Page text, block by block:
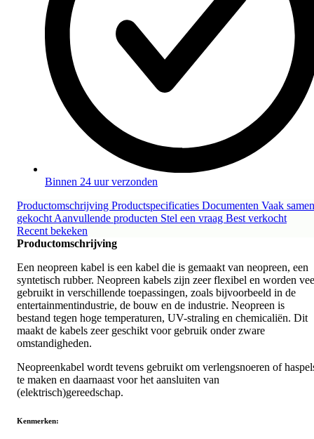
Binnen 24 uur verzonden
Productomschrijving Productspecificaties Documenten Vaak samen
gekocht Aanvullende producten Stel een vraag Best verkocht
Recent bekeken
Productomschrijving
Een neopreen kabel is een kabel die is gemaakt van neopreen, een
syntetisch rubber. Neopreen kabels zijn zeer flexibel en worden
gebruikt in verschillende toepassingen, zoals bijvoorbeeld in de
entertainmentindustrie, de bouw en de industrie. Neopreen is
bestand tegen hoge temperaturen, UV-straling en chemicaliën. Dit
maakt de kabels zeer geschikt voor gebruik onder zware
omstandigheden.
Neopreenkabel wordt tevens gebruikt om verlengsnoeren of
te maken en daarnaast voor het aansluiten van
(elektrisch)gereedschap.
Kenmerken: